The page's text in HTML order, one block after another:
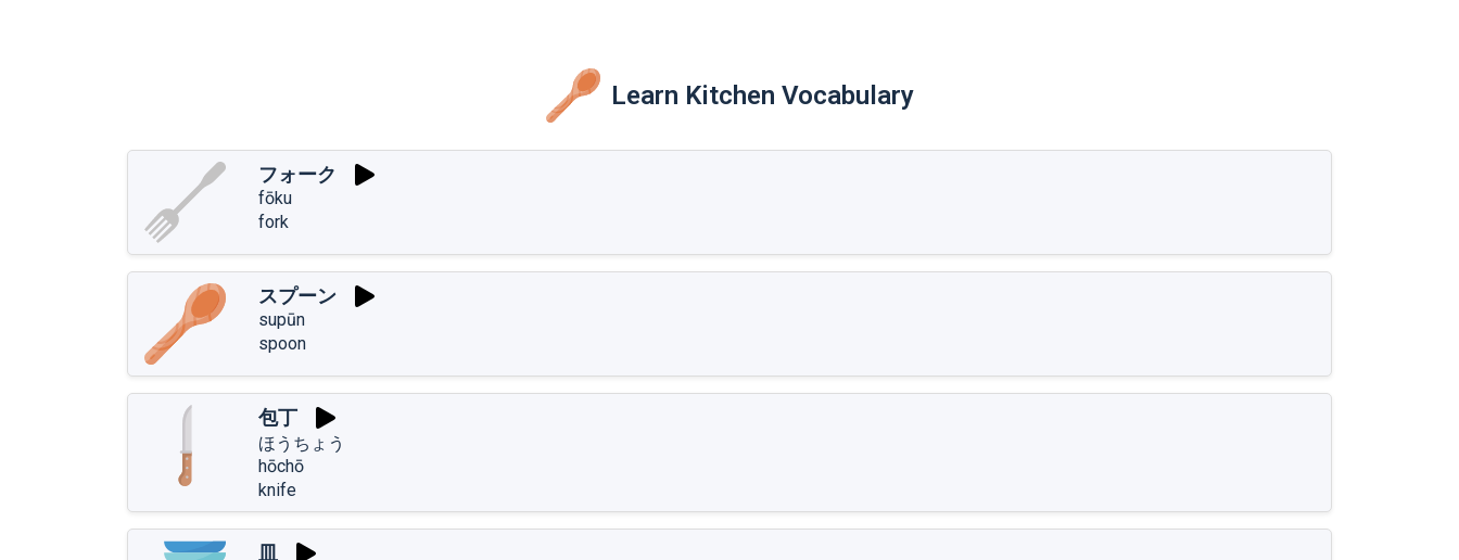
Learn Kitchen Vocabulary
フォーク
fōku
fork
スプーン
supūn
spoon
包丁
ほうちょう
hōchō
knife
皿